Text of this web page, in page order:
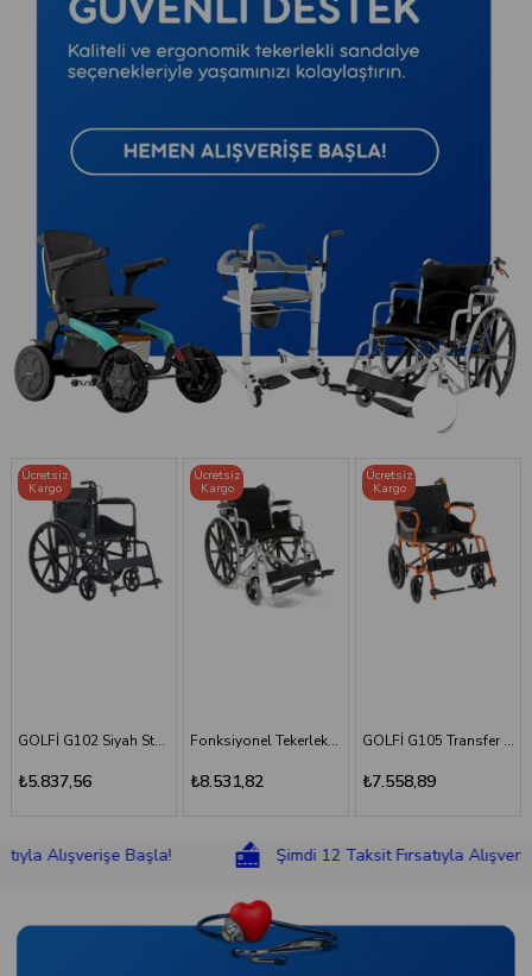
GOLFİ G102 Siyah Standart Tekerlekli Sandalye Fonksiyonel Tekerlekli Sandalye
₺8.531,82
Ücretsiz
Kargo
GOLFİ G105 Transfer Sandalyesi
₺7.558,89
Ücretsiz
Kargo
₺8.831,18
Ücretsiz
Kargo
Başla! Şimdi 12 Taksit Fırsatıyla Alışverişe